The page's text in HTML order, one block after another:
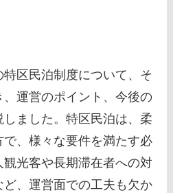
区民泊制度について、そ
運営のポイント、今後の
ました。特区民泊は、柔
、様々な要件を満たす必
光客や長期滞在者への対
、運営面での工夫も欠か